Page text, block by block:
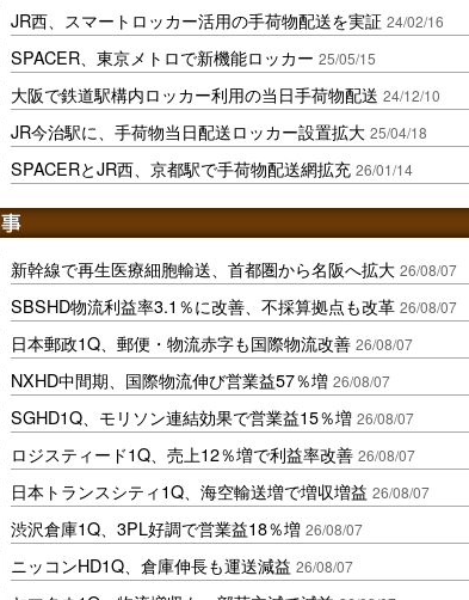
JR西、スマートロッカー活用の手荷物配送を実証 24/02/16
SPACER、東京メトロで新機能ロッカー 25/05/15
大阪で鉄道駅構内ロッカー利用の当日手荷物配送 24/12/10
JR今治駅に、手荷物当日配送ロッカー設置拡大 25/04/18
SPACERとJR西、京都駅で手荷物配送網拡充 26/01/14
新幹線で再生医療細胞輸送、首都圏から名阪へ拡大 26/08/07
SBSHD物流利益率3.1％に改善、不採算拠点も改革 26/08/07
日本郵政1Q、郵便・物流赤字も国際物流改善 26/08/07
NXHD中間期、国際物流伸び営業益57％増 26/08/07
SGHD1Q、モリソン連結効果で営業益15％増 26/08/07
ロジスティード1Q、売上12％増で利益率改善 26/08/07
日本トランスシティ1Q、海空輸送増で増収増益 26/08/07
渋沢倉庫1Q、3PL好調で営業益18％増 26/08/07
ニッコンHD1Q、倉庫伸長も運送減益 26/08/07